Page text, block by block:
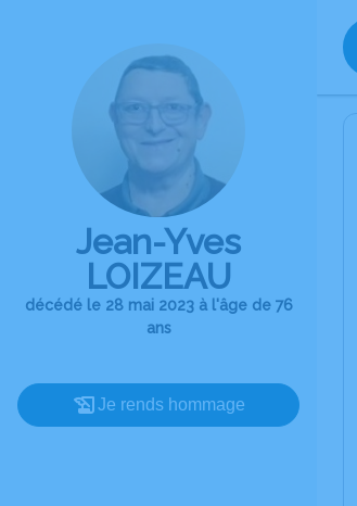
Jean-Yves
LOIZEAU
décédé le 28 mai 2023 à l'âge de 76
ans
Je rends hommage